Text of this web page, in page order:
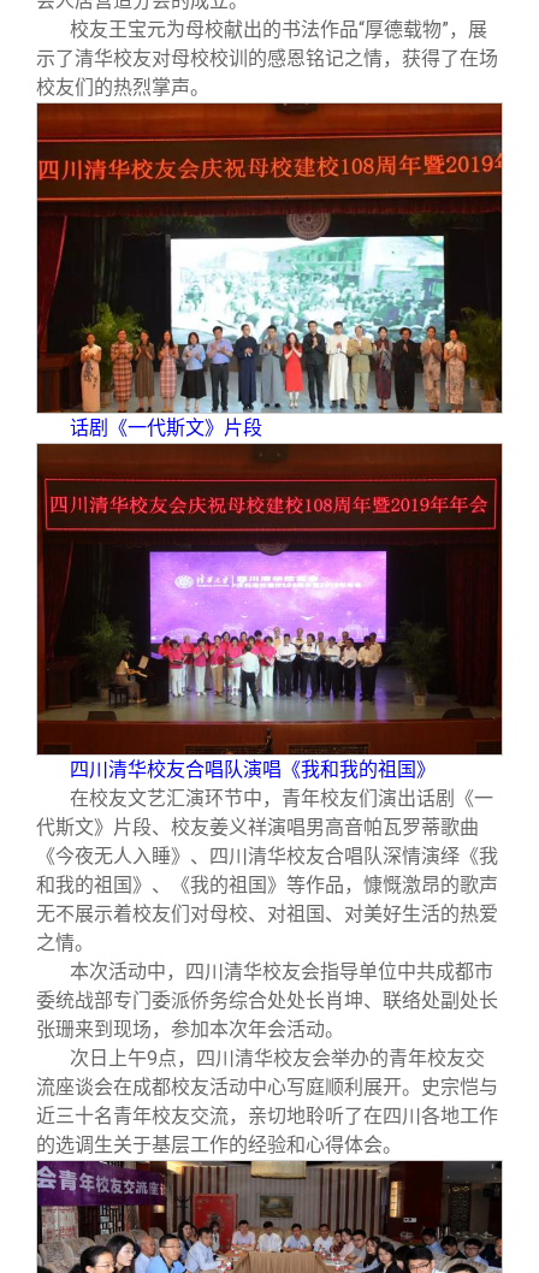
校友王宝元为母校献出的书法作品“厚德载物”，展
示了清华校友对母校校训的感恩铭记之情，获得了在场
校友们的热烈掌声。
话剧《一代斯文》片段
四川清华校友合唱队演唱《我和我的祖国》
在校友文艺汇演环节中，青年校友们演出话剧《一
代斯文》片段、校友姜义祥演唱男高音帕瓦罗蒂歌曲
《今夜无人入睡》、四川清华校友合唱队深情演绎《我
和我的祖国》、《我的祖国》等作品，慷慨激昂的歌声
无不展示着校友们对母校、对祖国、对美好生活的热爱
之情。
本次活动中，四川清华校友会指导单位中共成都市
委统战部专门委派侨务综合处处长肖坤、联络处副处长
张珊来到现场，参加本次年会活动。
次日上午9点，四川清华校友会举办的青年校友交
流座谈会在成都校友活动中心写庭顺利展开。史宗恺与
近三十名青年校友交流，亲切地聆听了在四川各地工作
的选调生关于基层工作的经验和心得体会。